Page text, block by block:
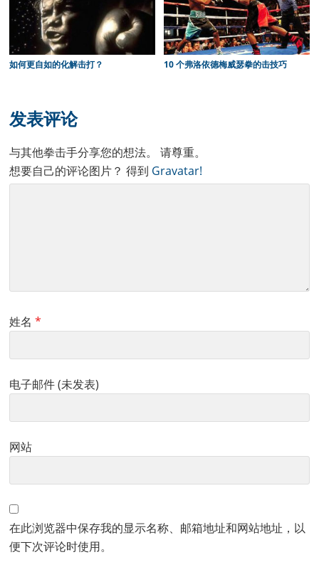
如何更自如的化解击打？ 10 个弗洛依德梅威瑟拳的击技巧
Interactions
发表评论
与其他拳击手分享您的想法。 请尊重。
想要自己的评论图片？ 得到 Gravatar!
姓名 *
电子邮件 (未发表)
网站
在此浏览器中保存我的显示名称、邮箱地址和网站地址，以
便下次评论时使用。